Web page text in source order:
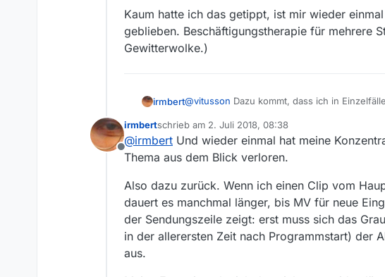
Kaum hatte ich das getippt, ist mir wieder
geblieben. Beschäftigungstherapie für mehrere
Gewitterwolke.)
irmbert@vitusson Dazu kommt, dass ich in
beschränk ich noch des Sicherns
kriegen, dann (sie sollte schon gespeichert
(alles andere dauert noch länger, also
kann mit der Vermeidung von ein bisserl
das passiert inzwischen ein- bis zweimal pro
Ohne MV und bei Surfen mit höchstens
Aufschrift wie “Einschalten gern, von
Multitasking, bruhaha.
Kaum hatte ich das getippt, ist mir wieder
Offline
irmbertschrieb am 2. Juli 2018, 08:38
zuletzt editiert von
@irmbert Und wieder einmal hat meine
Thema aus dem Blick verloren.
Also dazu zurück. Wenn ich einen Clip vom
dauert es manchmal länger, bis MV für neue
der Sendungszeile zeigt: erst muss sich das
in der allerersten Zeit nach Programmstart) der
aus.